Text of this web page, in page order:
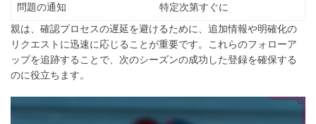
問題の通知
特定次第すぐに
親は、確認プロセスの遅延を避けるために、追加情報や明確化の
リクエストに迅速に応じることが重要です。これらのフォローア
ップを追跡することで、次のシーズンの成功した登録を確保する
のに役立ちます。